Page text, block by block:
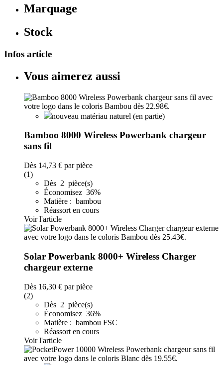
Marquage
Stock
Infos article
Vous aimerez aussi
nouveau matériau naturel (en partie)
Bamboo 8000 Wireless Powerbank chargeur
sans fil
Dès 14,73 € par pièce
(1)
Dès 2 pièce(s)
Économisez 36%
Matière : bambou
Réassort en cours
Voir l'article
Solar Powerbank 8000+ Wireless Charger
chargeur externe
Dès 16,30 € par pièce
(2)
Dès 2 pièce(s)
Économisez 36%
Matière : bambou FSC
Réassort en cours
Voir l'article